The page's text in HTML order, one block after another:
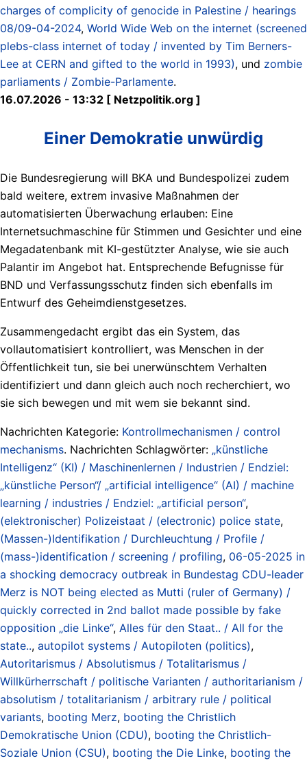
charges of complicity of genocide in Palestine / hearings
08/09-04-2024, World Wide Web on the internet (screened
plebs-class internet of today / invented by Tim Berners-
Lee at CERN and gifted to the world in 1993), und zombie
parliaments / Zombie-Parlamente.
16.07.2026 - 13:32 [ Netzpolitik.org ]
Einer Demokratie unwürdig
Die Bundesregierung will BKA und Bundespolizei zudem
bald weitere, extrem invasive Maßnahmen der
automatisierten Überwachung erlauben: Eine
Internetsuchmaschine für Stimmen und Gesichter und eine
Megadatenbank mit KI-gestützter Analyse, wie sie auch
Palantir im Angebot hat. Entsprechende Befugnisse für
BND und Verfassungsschutz finden sich ebenfalls im
Entwurf des Geheimdienstgesetzes.
Zusammengedacht ergibt das ein System, das
vollautomatisiert kontrolliert, was Menschen in der
Öffentlichkeit tun, sie bei unerwünschtem Verhalten
identifiziert und dann gleich auch noch recherchiert, wo
sie sich bewegen und mit wem sie bekannt sind.
Nachrichten Kategorie: Kontrollmechanismen / control
mechanisms. Nachrichten Schlagwörter: „künstliche
Intelligenz“ (KI) / Maschinenlernen / Industrien / Endziel:
„künstliche Person“/ „artificial intelligence“ (AI) / machine
learning / industries / Endziel: „artificial person“,
(elektronischer) Polizeistaat / (electronic) police state,
(Massen-)Identifikation / Durchleuchtung / Profile /
(mass-)identification / screening / profiling, 06-05-2025 in
a shocking democracy outbreak in Bundestag CDU-leader
Merz is NOT being elected as Mutti (ruler of Germany) /
quickly corrected in 2nd ballot made possible by fake
opposition „die Linke“, Alles für den Staat.. / All for the
state.., autopilot systems / Autopiloten (politics),
Autoritarismus / Absolutismus / Totalitarismus /
Willkürherrschaft / politische Varianten / authoritarianism /
absolutism / totalitarianism / arbitrary rule / political
variants, booting Merz, booting the Christlich
Demokratische Union (CDU), booting the Christlich-
Soziale Union (CSU), booting the Die Linke, booting the